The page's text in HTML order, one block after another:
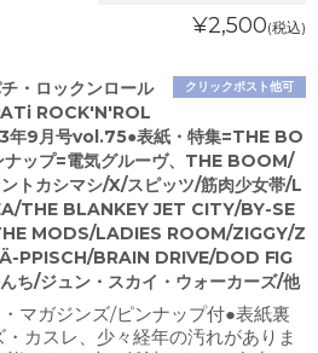
¥2,500(税込)
クリックポスト他可
・ロックンロール
ROCK'N'ROL
9月号vol.75●表紙・特集=THE BO
ップ=電気グルーヴ、THE BOOM/
トカシマシ/X/スピッツ/筋肉少女帯/L
THE BLANKEY JET CITY/BY-SE
MODS/LADIES ROOM/ZIGGY/Z
PPISCH/BRAIN DRIVE/DOD FIG
ち/ジュン・スカイ・ウォーカーズ/他
マガジンズ/ピンナップ付●表紙裏
カスレ、少々経年の汚れがありま